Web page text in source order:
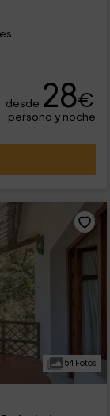
desde 28€
persona y noche
54 Fotos